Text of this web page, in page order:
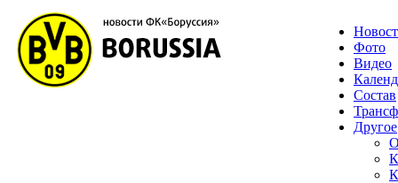
Фото
Видео
Состав
Другое